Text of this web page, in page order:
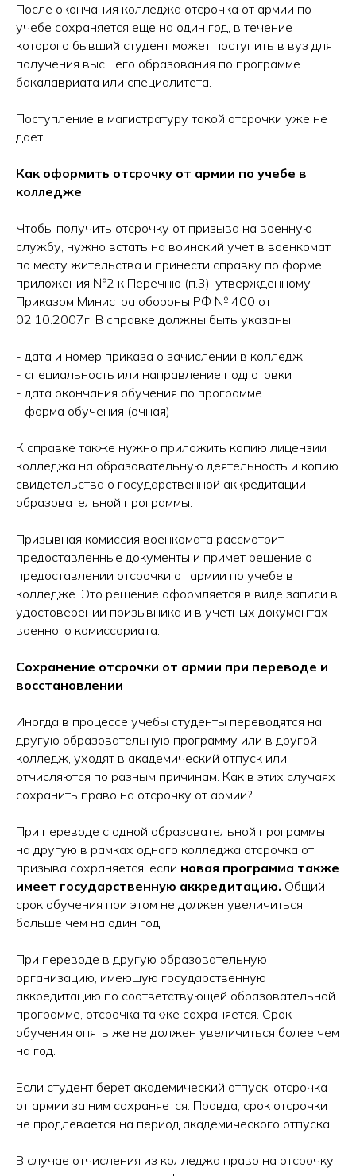
После окончания колледжа отсрочка от армии по
учебе сохраняется еще на один год, в течение
которого бывший студент может поступить в вуз для
получения высшего образования по программе
бакалавриата или специалитета.
Поступление в магистратуру такой отсрочки уже не
дает.
Как оформить отсрочку от армии по учебе в
колледже
Чтобы получить отсрочку от призыва на военную
службу, нужно встать на воинский учет в военкомат
по месту жительства и принести справку по форме
приложения №2 к Перечню (п.3), утвержденному
Приказом Министра обороны РФ № 400 от
02.10.2007г. В справке должны быть указаны:
- дата и номер приказа о зачислении в колледж
- специальность или направление подготовки
- дата окончания обучения по программе
- форма обучения (очная)
К справке также нужно приложить копию лицензии
колледжа на образовательную деятельность и копию
свидетельства о государственной аккредитации
образовательной программы.
Призывная комиссия военкомата рассмотрит
предоставленные документы и примет решение о
предоставлении отсрочки от армии по учебе в
колледже. Это решение оформляется в виде записи в
удостоверении призывника и в учетных документах
военного комиссариата.
Сохранение отсрочки от армии при переводе и
восстановлении
Иногда в процессе учебы студенты переводятся на
другую образовательную программу или в другой
колледж, уходят в академический отпуск или
отчисляются по разным причинам. Как в этих случаях
сохранить право на отсрочку от армии?
При переводе с одной образовательной программы
на другую в рамках одного колледжа отсрочка от
призыва сохраняется, если новая программа также
имеет государственную аккредитацию. Общий
срок обучения при этом не должен увеличиться
больше чем на один год.
При переводе в другую образовательную
организацию, имеющую государственную
аккредитацию по соответствующей образовательной
программе, отсрочка также сохраняется. Срок
обучения опять же не должен увеличиться более чем
на год.
Если студент берет академический отпуск, отсрочка
от армии за ним сохраняется. Правда, срок отсрочки
не продлевается на период академического отпуска.
В случае отчисления из колледжа право на отсрочку
бесплатную
консультацию
+7
Получить консультацию
Нажимая на кнопку Получить консультацию
данных